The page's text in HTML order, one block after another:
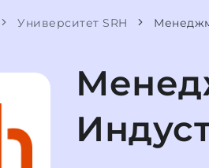
Университет SRH